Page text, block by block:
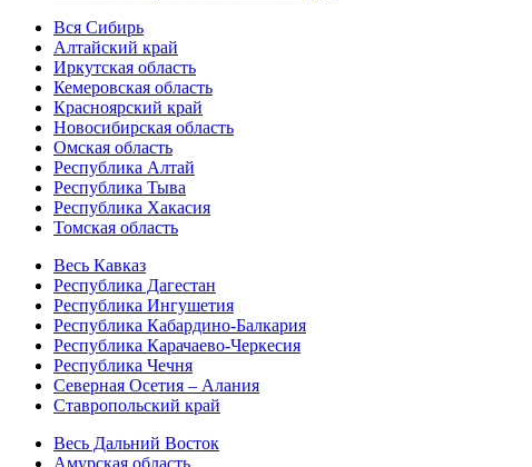
Вся Сибирь
Алтайский край
Иркутская область
Кемеровская область
Красноярский край
Новосибирская область
Омская область
Республика Алтай
Республика Тыва
Республика Хакасия
Томская область
Весь Кавказ
Республика Дагестан
Республика Ингушетия
Республика Кабардино-Балкария
Республика Карачаево-Черкесия
Республика Чечня
Северная Осетия – Алания
Ставропольский край
Весь Дальний Восток
Амурская область